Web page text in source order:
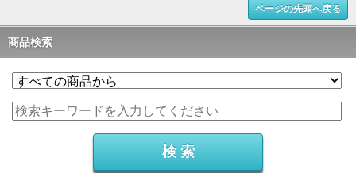
ページの先頭へ戻る
商品検索